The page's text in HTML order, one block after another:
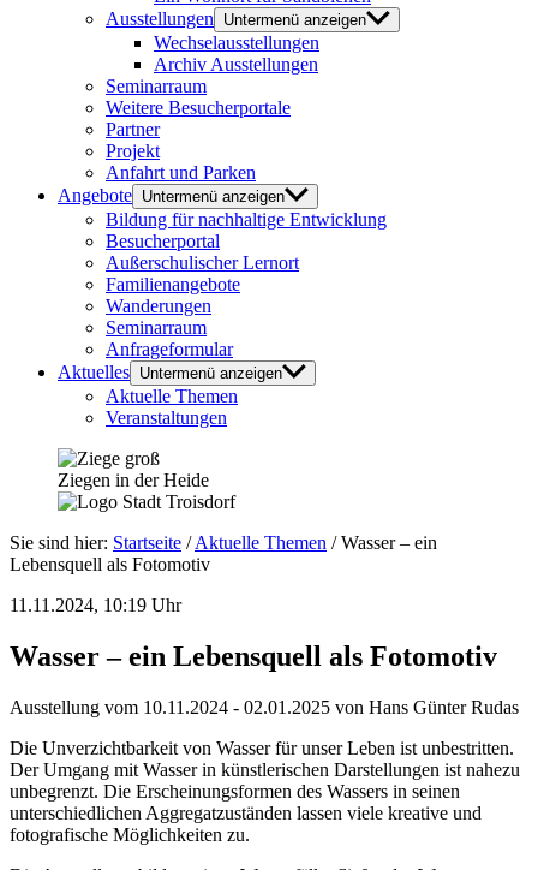
Ausstellungen
Untermenü anzeigen
Wechselausstellungen
Archiv Ausstellungen
Seminarraum
Weitere Besucherportale
Partner
Projekt
Anfahrt und Parken
Angebote Untermenü anzeigen
Bildung für nachhaltige Entwicklung
Besucherportal
Außerschulischer Lernort
Familienangebote
Wanderungen
Seminarraum
Anfrageformular
Aktuelles Untermenü anzeigen
Aktuelle Themen
Veranstaltungen
Ziegen in der Heide
Sie sind hier: Startseite /Aktuelle Themen /Wasser – ein
Lebensquell als Fotomotiv
11.11.2024, 10:19 Uhr
Wasser – ein Lebensquell als Fotomotiv
Ausstellung vom 10.11.2024 - 02.01.2025 von Hans Günter Rudas
Die Unverzichtbarkeit von Wasser für unser Leben ist unbestritten.
Der Umgang mit Wasser in künstlerischen Darstellungen ist nahezu
unbegrenzt. Die Erscheinungsformen des Wassers in seinen
unterschiedlichen Aggregatzuständen lassen viele kreative und
fotografische Möglichkeiten zu.